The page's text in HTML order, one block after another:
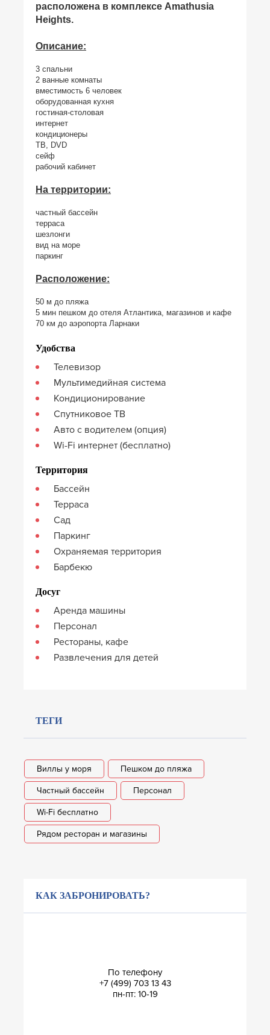
расположена в комплексе Amathusia
Heights.
Описание:
3 спальни
2 ванные комнаты
вместимость 6 человек
оборудованная кухня
гостиная-столовая
интернет
кондиционеры
ТВ, DVD
сейф
рабочий кабинет
На территории:
частный бассейн
терраса
шезлонги
вид на море
паркинг
Расположение:
50 м до пляжа
5 мин пешком до отеля Атлантика, магазинов и кафе
70 км до аэропорта Ларнаки
Удобства
Телевизор
Мультимедийная система
Кондиционирование
Спутниковое ТВ
Авто с водителем (опция)
Wi-Fi интернет (бесплатно)
Территория
Бассейн
Терраса
Сад
Паркинг
Охраняемая территория
Барбекю
Досуг
Аренда машины
Персонал
Рестораны, кафе
Развлечения для детей
ТЕГИ
Виллы у моря Пешком до пляжа
Частный бассейн Персонал
Wi-Fi бесплатно
Рядом ресторан и магазины
КАК ЗАБРОНИРОВАТЬ?
По телефону
+7 (499) 703 13 43
пн-пт: 10-19